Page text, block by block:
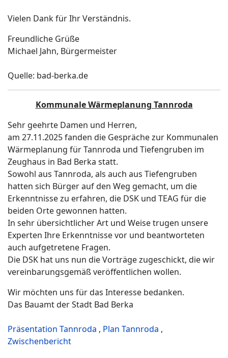
Vielen Dank für Ihr Verständnis.
Freundliche Grüße
Michael Jahn, Bürgermeister
Quelle: bad-berka.de
Kommunale Wärmeplanung Tannroda
Sehr geehrte Damen und Herren,
am 27.11.2025 fanden die Gespräche zur Kommunalen
Wärmeplanung für Tannroda und Tiefengruben im
Zeughaus in Bad Berka statt.
Sowohl aus Tannroda, als auch aus Tiefengruben
hatten sich Bürger auf den Weg gemacht, um die
Erkenntnisse zu erfahren, die DSK und TEAG für die
beiden Orte gewonnen hatten.
In sehr übersichtlicher Art und Weise trugen unsere
Experten Ihre Erkenntnisse vor und beantworteten
auch aufgetretene Fragen.
Die DSK hat uns nun die Vorträge zugeschickt, die wir
vereinbarungsgemäß veröffentlichen wollen.
Wir möchten uns für das Interesse bedanken.
Das Bauamt der Stadt Bad Berka
Präsentation Tannroda , Plan Tannroda ,
Zwischenbericht